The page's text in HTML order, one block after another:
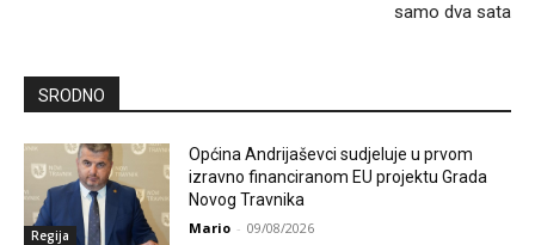
samo dva sata
SRODNO
Regija
Općina Andrijaševci sudjeluje u prvom
izravno financiranom EU projektu Grada
Novog Travnika
Mario - 09/08/2026